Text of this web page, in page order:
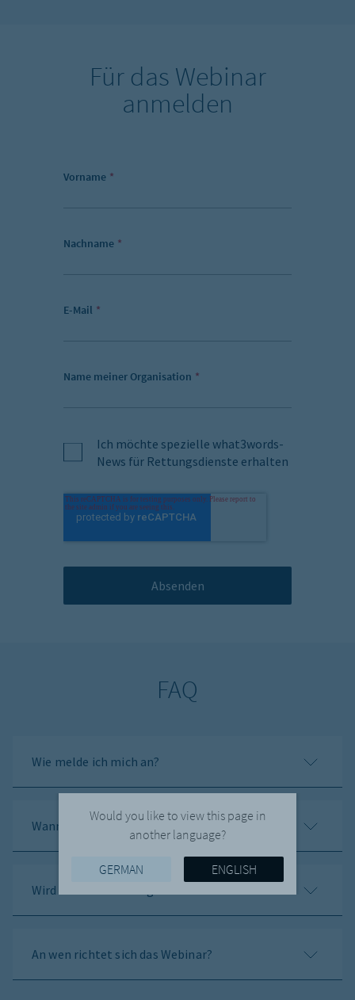
Für das Webinar
anmelden
Vorname *
Nachname *
E-Mail *
Name meiner Organisation *
Ich möchte spezielle what3words-
News für Rettungsdienste erhalten
FAQ
Wie melde ich mich an?
Wann findet das Webinar statt?
Wird das Webinar aufgezeichnet?
An wen richtet sich das Webinar?
Would you like to view this page in
another language?
GERMAN ENGLISH